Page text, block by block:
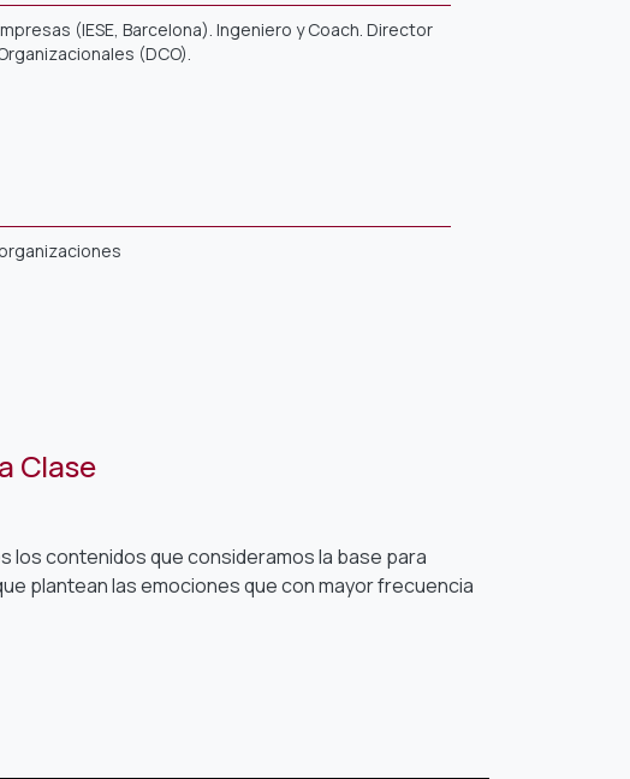
(IESE, Barcelona). Ingeniero y Coach. Director
(DCO).
Clase
los contenidos que consideramos la base para
plantean las emociones que con mayor frecuencia